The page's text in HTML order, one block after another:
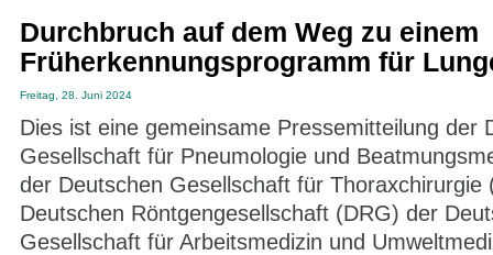
Durchbruch auf dem Weg zu einem
Früherkennungsprogramm für
Freitag, 28. Juni 2024
Dies ist eine gemeinsame Pressemitteilung der
Gesellschaft für Pneumologie und
der Deutschen Gesellschaft für Thoraxchirurgie
Deutschen Röntgengesellschaft (DRG) der
Gesellschaft für Arbeitsmedizin und